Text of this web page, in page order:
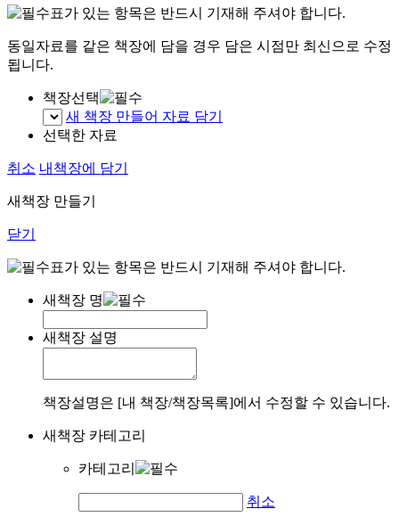
표가 있는 항목은 반드시 기재해 주셔야 합니다.
동일자료를 같은 책장에 담을 경우 담은 시점만 최신으로 수정
됩니다.
책장선택
새 책장 만들어 자료 담기
선택한 자료
취소 내책장에 담기
새책장 만들기
닫기
표가 있는 항목은 반드시 기재해 주셔야 합니다.
새책장 명
새책장 설명
책장설명은 [내 책장/책장목록]에서 수정할 수 있습니다.
새책장 카테고리
카테고리
취소